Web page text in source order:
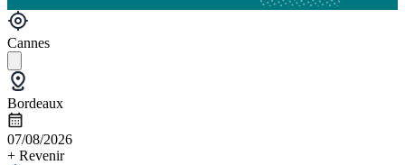
Cannes
Bordeaux
07/08/2026
+ Revenir